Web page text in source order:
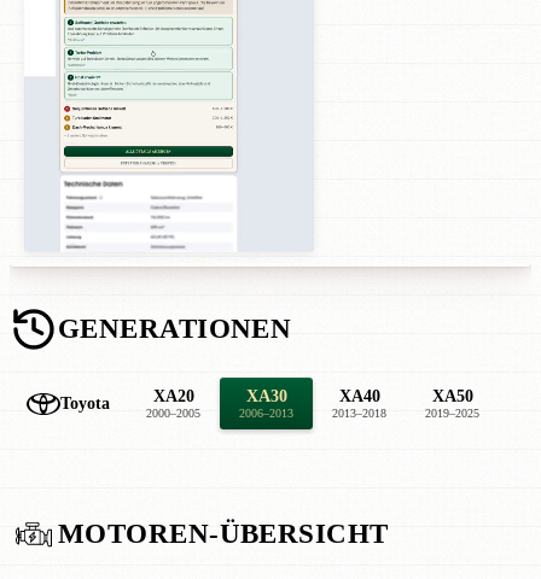
GENERATIONEN
Toyota XA20
2000–2005
XA30
2006–2013
XA40
2013–2018
XA50
2019–2025
MOTOREN-ÜBERSICHT